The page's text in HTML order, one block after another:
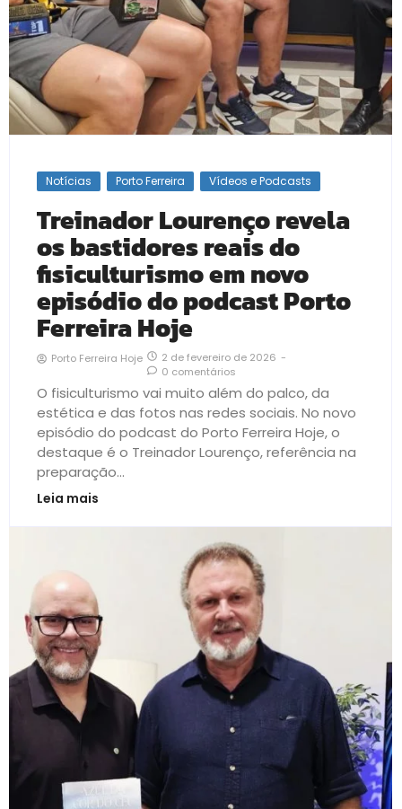
Notícias Porto Ferreira Vídeos e Podcasts
Treinador Lourenço revela
os bastidores reais do
fisiculturismo em novo
episódio do podcast Porto
Ferreira Hoje
Porto Ferreira Hoje 2 de fevereiro de 2026 -
0 comentários
O fisiculturismo vai muito além do palco, da
estética e das fotos nas redes sociais. No novo
episódio do podcast do Porto Ferreira Hoje, o
destaque é o Treinador Lourenço, referência na
preparação...
Leia mais